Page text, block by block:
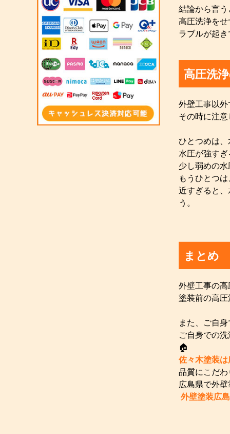
結論から言う
高圧洗浄を
ラブルが起
高圧洗
外壁工事以
その時に注
ひとつめは
水圧が強す
少し弱めの
もうひとつ
近すぎると
う。
まとめ
外壁工事の
塗装前の高
また、ご自
ご自身での
🏠
佐々木塗装
品質にこだ
広島県で外
外壁塗装広島